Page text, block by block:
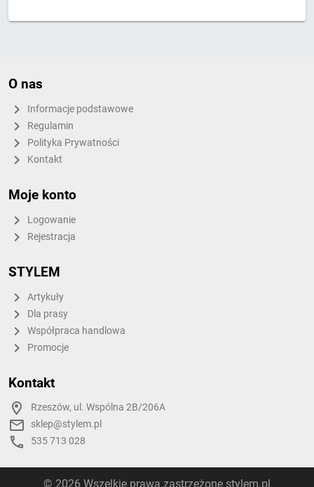
O nas
Informacje podstawowe
Regulamin
Polityka Prywatności
Kontakt
Moje konto
Logowanie
Rejestracja
STYLEM
Artykuły
Dla prasy
Współpraca handlowa
Promocje
Kontakt
Rzeszów, ul. Wspólna 2B/206A
sklep@stylem.pl
535 713 028
© 2026 Wszelkie prawa zastrzeżone stylem.pl